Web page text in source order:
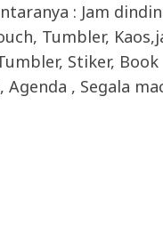
: Jam
Tumbler,
Stiker, Book
, Segala